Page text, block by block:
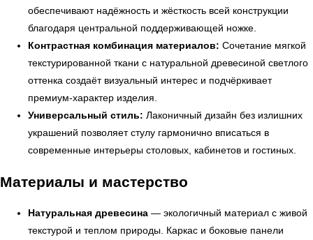
обеспечивают надёжность и жёсткость всей конструкции
благодаря центральной поддерживающей ножке.
Контрастная комбинация материалов: Сочетание мягкой
текстурированной ткани с натуральной древесиной светлого
оттенка создаёт визуальный интерес и подчёркивает
премиум-характер изделия.
Универсальный стиль: Лаконичный дизайн без излишних
украшений позволяет стулу гармонично вписаться в
современные интерьеры столовых, кабинетов и гостиных.
Материалы и мастерство
Натуральная древесина — экологичный материал с живой
текстурой и теплом природы. Каркас и боковые панели
← Вернуться на предыдущую страницу